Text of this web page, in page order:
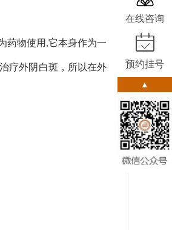
药物使用,它本身作为一
疗外阴白斑，所以在外
在线咨询
预约挂号
▲